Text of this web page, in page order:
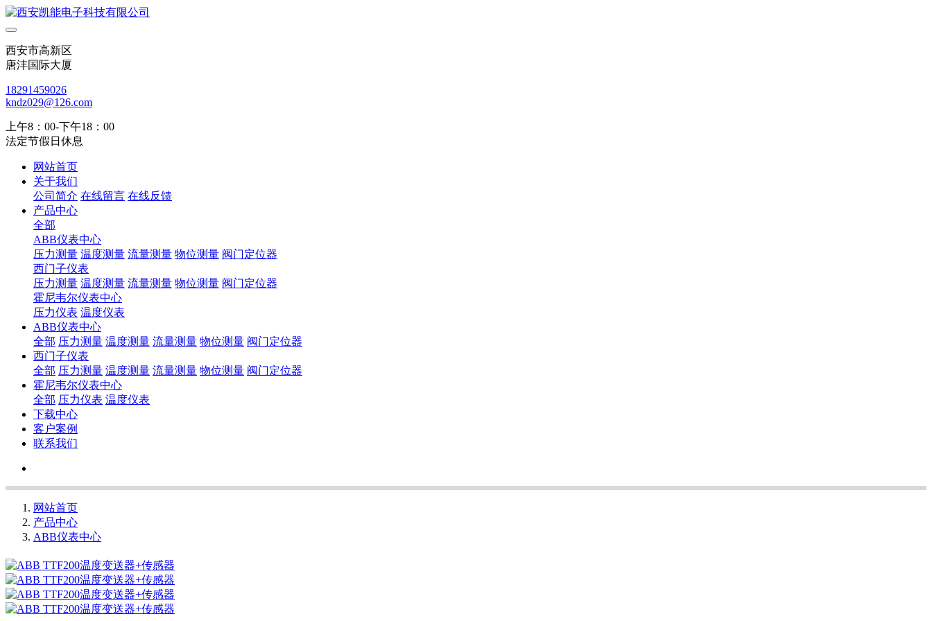
西安市高新区
唐沣国际大厦
18291459026
kndz029@126.com
上午8：00-下午18：00
法定节假日休息
网站首页
关于我们
公司简介 在线留言 在线反馈
产品中心
全部
ABB仪表中心
压力测量 温度测量 流量测量 物位测量 阀门定位器
西门子仪表
压力测量 温度测量 流量测量 物位测量 阀门定位器
霍尼韦尔仪表中心
压力仪表 温度仪表
ABB仪表中心
全部 压力测量 温度测量 流量测量 物位测量 阀门定位器
西门子仪表
全部 压力测量 温度测量 流量测量 物位测量 阀门定位器
霍尼韦尔仪表中心
全部 压力仪表 温度仪表
下载中心
客户案例
联系我们
网站首页
产品中心
ABB仪表中心